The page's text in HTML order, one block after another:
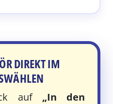
DIREKT IM
auf „In den